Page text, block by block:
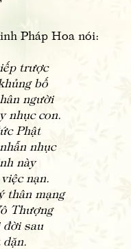
Pháp Hoa nói:
trược
bố
người
nhục con.
Phật
nhục
này
nạn.
thân mạng
Thượng
đời sau